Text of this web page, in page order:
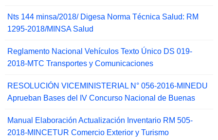
Nts 144 minsa/2018/ Digesa Norma Técnica Salud: RM
1295-2018/MINSA Salud
Reglamento Nacional Vehículos Texto Único DS 019-
2018-MTC Transportes y Comunicaciones
RESOLUCIÓN VICEMINISTERIAL N° 056-2016-MINEDU
Aprueban Bases del IV Concurso Nacional de Buenas
Manual Elaboración Actualización Inventario RM 505-
2018-MINCETUR Comercio Exterior y Turismo